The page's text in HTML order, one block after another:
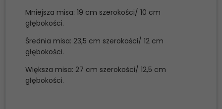
Mniejsza misa: 19 cm szerokości/ 10 cm
głębokości.
Średnia misa: 23,5 cm szerokości/ 12 cm
głębokości.
Większa misa: 27 cm szerokości/ 12,5 cm
głębokości.